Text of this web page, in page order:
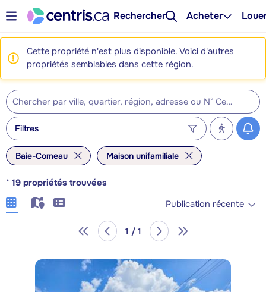
Rechercher Acheter
Cette propriété n'est plus disponible. Voici d'autres
propriétés semblables dans cette région.
Filtres
Baie-Comeau Maison unifamiliale
* 19 propriétés trouvées
Publication récente
1 / 1